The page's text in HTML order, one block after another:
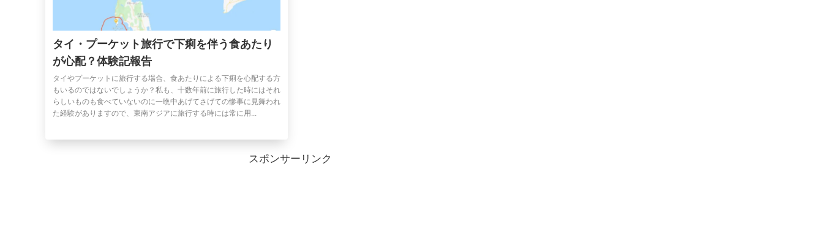
タイ・プーケット旅行で下痢を伴う食あたり
が心配？体験記報告
タイやプーケットに旅行する場合、食あたりによる下痢を心配する方
もいるのではないでしょうか？私も、十数年前に旅行した時にはそれ
らしいものも食べていないのに一晩中あげてさげての惨事に見舞われ
た経験がありますので、東南アジアに旅行する時には常に用...
スポンサーリンク